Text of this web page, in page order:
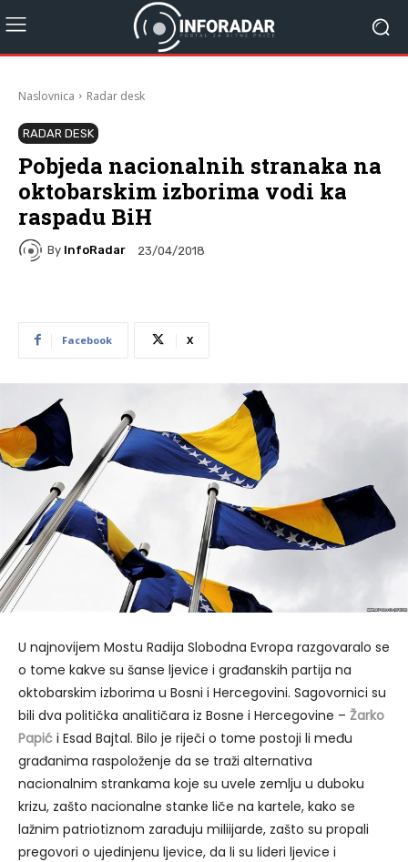
Naslovnica Radar desk
RADAR DESK
Pobjeda nacionalnih stranaka na
oktobarskim izborima vodi ka
raspadu BiH
By InfoRadar 23/04/2018
Facebook X
U najnovijem Mostu Radija Slobodna Evropa razgovaralo se
o tome kakve su šanse ljevice i građanskih partija na
oktobarskim izborima u Bosni i Hercegovini. Sagovornici su
bili dva politička analitičara iz Bosne i Hercegovine – Žarko
Papić i Esad Bajtal. Bilo je riječi o tome postoji li među
građanima raspoloženje da se traži alternativa
nacionalnim strankama koje su uvele zemlju u duboku
krizu, zašto nacionalne stanke liče na kartele, kako se
lažnim patriotiznom zarađuju miliijarde, zašto su propali
pregovori o ujedinjenu ljevice, da li su lideri ljevice i